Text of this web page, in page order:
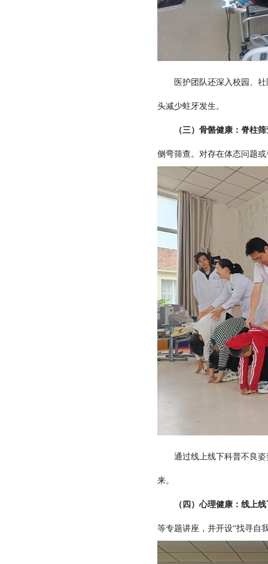
医护团队还深入校园、社区
头减少蛀牙发生。
（三）骨骼健康：脊柱
侧弯筛查。对存在体态问题
通过线上线下科普不良姿势
来。
（四）心理健康：线上
等专题讲座，并开设“找寻自